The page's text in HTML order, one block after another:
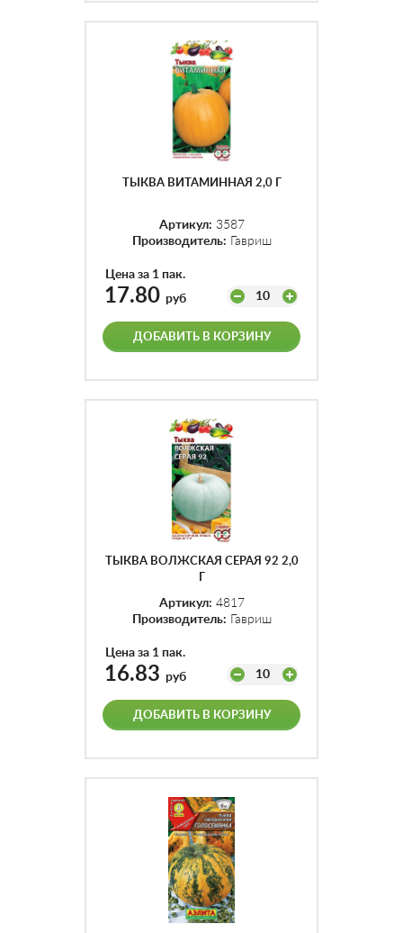
ТЫКВА ВИТАМИННАЯ 2,0 Г
Артикул: 3587
Производитель: Гавриш
Цена за 1 пак.
17.80 руб 10
ДОБАВИТЬ В КОРЗИНУ
ТЫКВА ВОЛЖСКАЯ СЕРАЯ 92 2,0
Артикул: 4817
Производитель: Гавриш
Цена за 1 пак.
16.83 руб 10
ДОБАВИТЬ В КОРЗИНУ